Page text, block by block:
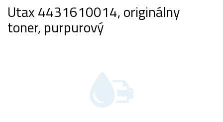
Utax 4431610014, originálny
toner, purpurový